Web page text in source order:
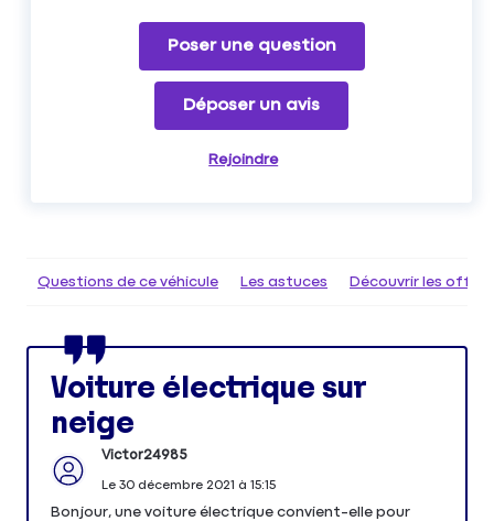
Poser une question
Déposer un avis
Rejoindre
Questions de ce véhicule Les astuces Découvrir les
Voiture électrique sur
neige
Victor24985
Le 30 décembre 2021 à 15:15
Bonjour, une voiture électrique convient-elle pour